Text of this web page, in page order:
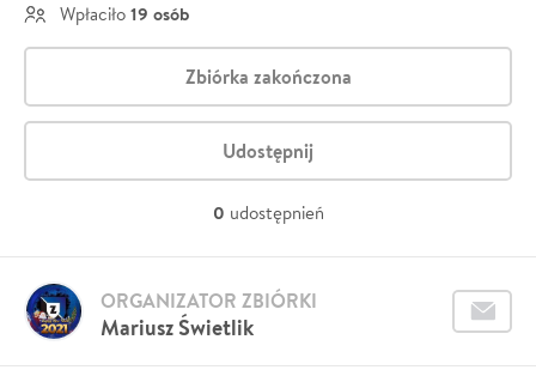
Wpłaciło 19 osób
Zbiórka zakończona
Udostępnij
0 udostępnień
Mariusz Świetlik
ORGANIZATOR ZBIÓRKI